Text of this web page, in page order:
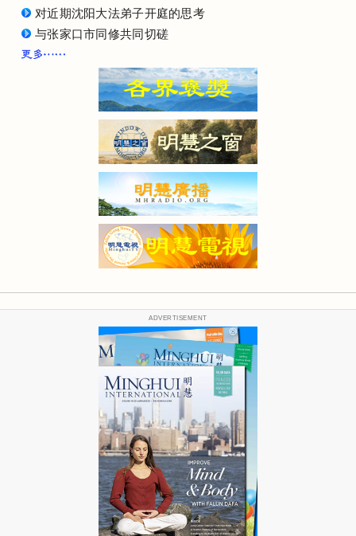
对近期沈阳大法弟子开庭的思考
与张家口市同修共同切磋
ADVERTISEMENT